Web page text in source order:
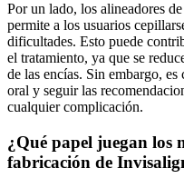
Por un lado, los alineadores
permite a los usuarios
dificultades. Esto puede
el tratamiento, ya que se
de las encías. Sin embargo,
oral y seguir las
cualquier complicación.
¿Qué papel juegan los
fabricación de